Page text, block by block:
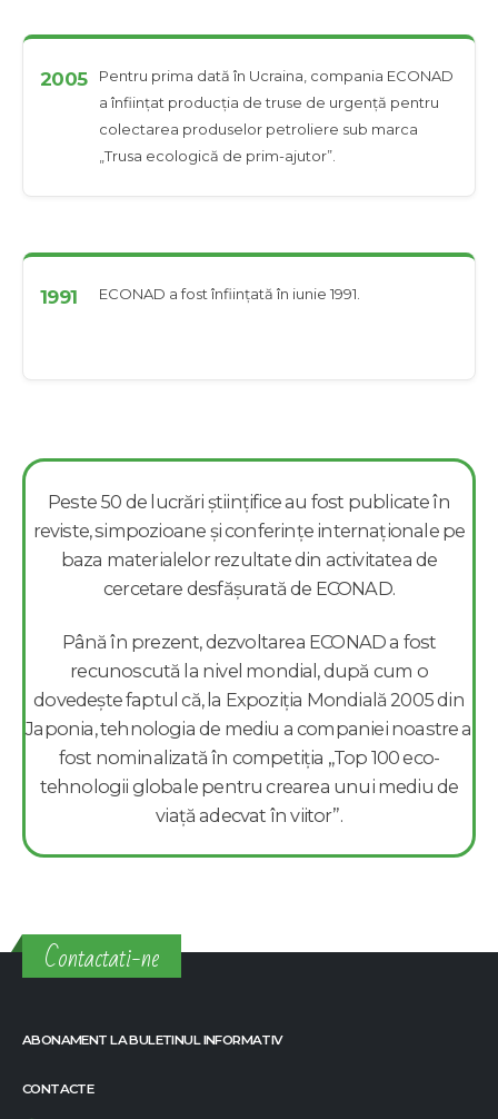
2005
Pentru prima dată în Ucraina, compania ECONAD
a înființat producția de truse de urgență pentru
colectarea produselor petroliere sub marca
„Trusa ecologică de prim-ajutor”.
1991 ECONAD a fost înființată în iunie 1991.
Peste 50 de lucrări științifice au fost publicate în
reviste, simpozioane și conferințe internaționale pe
baza materialelor rezultate din activitatea de
cercetare desfășurată de ECONAD.
Până în prezent, dezvoltarea ECONAD a fost
recunoscută la nivel mondial, după cum o
dovedește faptul că, la Expoziția Mondială 2005 din
Japonia, tehnologia de mediu a companiei noastre a
fost nominalizată în competiția „Top 100 eco-
tehnologii globale pentru crearea unui mediu de
viață adecvat în viitor”.
Contactati-ne
ABONAMENT LA BULETINUL INFORMATIV
CONTACTE